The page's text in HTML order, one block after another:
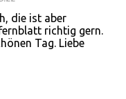
die ist aber
richtig gern.
Tag. Liebe